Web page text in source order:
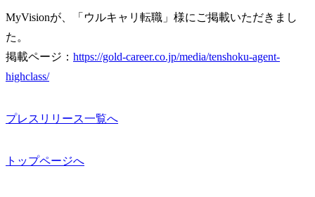
MyVisionが、「ウルキャリ転職」様にご掲載いただきまし
た。
掲載ページ： https://gold-career.co.jp/media/tenshoku-agent-
highclass/
プレスリリース一覧へ
トップページへ